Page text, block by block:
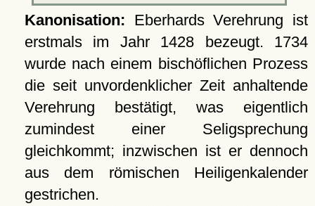
Kanonisation: Eberhards Verehrung ist
erstmals im Jahr 1428 bezeugt. 1734
wurde nach einem bischöflichen Prozess
die seit unvordenklicher Zeit anhaltende
Verehrung bestätigt, was eigentlich
zumindest einer Seligsprechung
gleichkommt; inzwischen ist er dennoch
aus dem römischen Heiligenkalender
gestrichen.